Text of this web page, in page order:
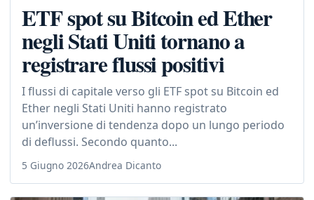
ETF spot su Bitcoin ed Ether
negli Stati Uniti tornano a
registrare flussi positivi
I flussi di capitale verso gli ETF spot su Bitcoin ed
Ether negli Stati Uniti hanno registrato
un’inversione di tendenza dopo un lungo periodo
di deflussi. Secondo quanto...
5 Giugno 2026Andrea Dicanto